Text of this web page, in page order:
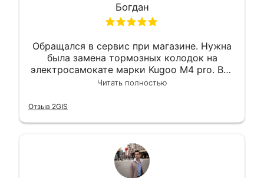
Богдан
Обращался в сервис при магазине. Нужна
была замена тормозных колодок на
электросамокате марки Kugoo M4 pro. Всё
сделали в лучшем виде и в максимально
гарантии, поэтому и обратился в этот
Читать полностью
Отзыв 2GIS